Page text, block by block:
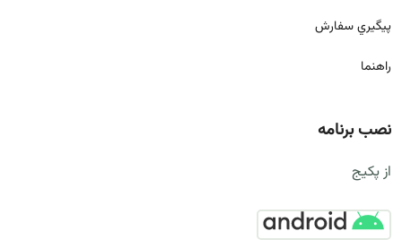
پيگيري سفارش
راهنما
نصب برنامه
از پکیج